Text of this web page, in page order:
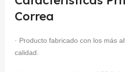
Correa
· Producto fabricado con los más
calidad.